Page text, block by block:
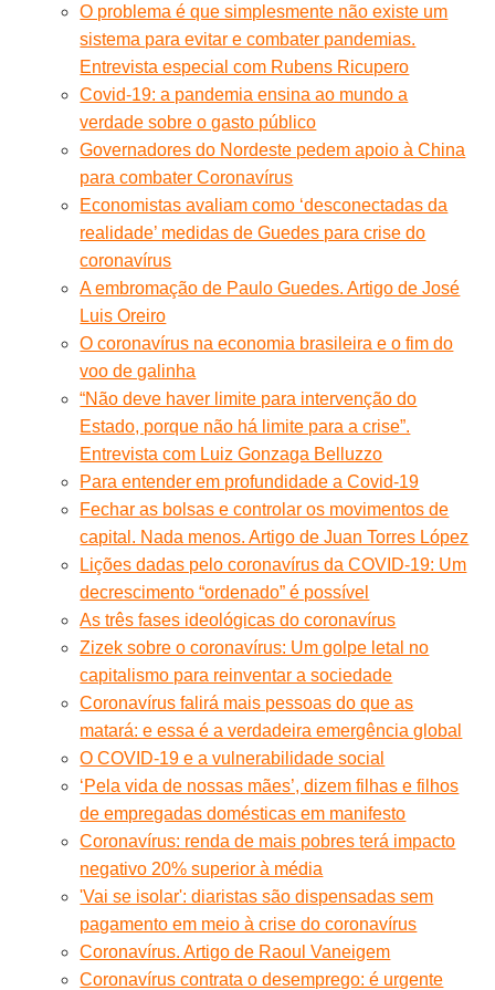
O problema é que simplesmente não existe um
sistema para evitar e combater pandemias.
Entrevista especial com Rubens Ricupero
Covid-19: a pandemia ensina ao mundo a
verdade sobre o gasto público
Governadores do Nordeste pedem apoio à China
para combater Coronavírus
Economistas avaliam como ‘desconectadas da
realidade’ medidas de Guedes para crise do
coronavírus
A embromação de Paulo Guedes. Artigo de José
Luis Oreiro
O coronavírus na economia brasileira e o fim do
voo de galinha
“Não deve haver limite para intervenção do
Estado, porque não há limite para a crise”.
Entrevista com Luiz Gonzaga Belluzzo
Para entender em profundidade a Covid-19
Fechar as bolsas e controlar os movimentos de
capital. Nada menos. Artigo de Juan Torres López
Lições dadas pelo coronavírus da COVID-19: Um
decrescimento “ordenado” é possível
As três fases ideológicas do coronavírus
Zizek sobre o coronavírus: Um golpe letal no
capitalismo para reinventar a sociedade
Coronavírus falirá mais pessoas do que as
matará: e essa é a verdadeira emergência global
O COVID-19 e a vulnerabilidade social
‘Pela vida de nossas mães’, dizem filhas e filhos
de empregadas domésticas em manifesto
Coronavírus: renda de mais pobres terá impacto
negativo 20% superior à média
'Vai se isolar': diaristas são dispensadas sem
pagamento em meio à crise do coronavírus
Coronavírus. Artigo de Raoul Vaneigem
Coronavírus contrata o desemprego: é urgente